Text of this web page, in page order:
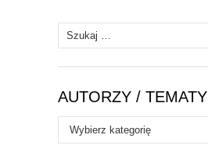
Szukaj:
AUTORZY / TEMATY
Autorzy
/